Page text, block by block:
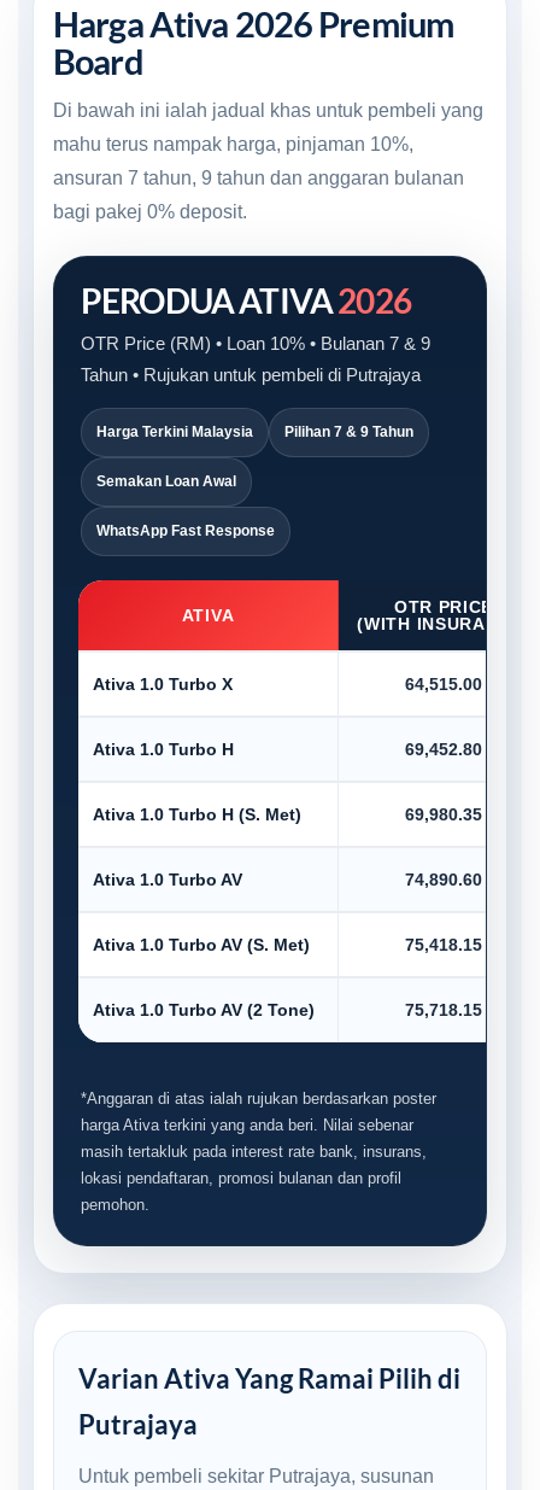
Harga Ativa 2026 Premium
Board
Di bawah ini ialah jadual khas untuk pembeli yang
mahu terus nampak harga, pinjaman 10%,
ansuran 7 tahun, 9 tahun dan anggaran bulanan
bagi pakej 0% deposit.
PERODUA ATIVA2026
OTR Price (RM) • Loan 10% • Bulanan 7 & 9
Tahun • Rujukan untuk pembeli di Putrajaya
Harga Terkini Malaysia Pilihan 7 & 9 Tahun
Semakan Loan Awal
WhatsApp Fast Response
ATIVA
OTR PRICE
(WITH INSURANCE)
Ativa 1.0 Turbo X 64,515.00
Ativa 1.0 Turbo H 69,452.80
Ativa 1.0 Turbo H (S. Met) 69,980.35
Ativa 1.0 Turbo AV 74,890.60
Ativa 1.0 Turbo AV (S. Met) 75,418.15
Ativa 1.0 Turbo AV (2 Tone) 75,718.15
*Anggaran di atas ialah rujukan berdasarkan poster
harga Ativa terkini yang anda beri. Nilai sebenar
masih tertakluk pada interest rate bank, insurans,
lokasi pendaftaran, promosi bulanan dan profil
pemohon.
Varian Ativa Yang Ramai Pilih di
Putrajaya
Untuk pembeli sekitar Putrajaya, susunan